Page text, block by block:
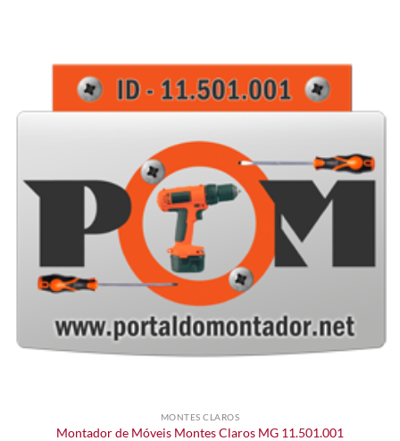
MONTES CLAROS
Montador de Móveis Montes Claros MG 11.501.001